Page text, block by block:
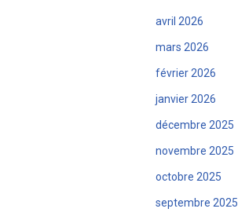
avril 2026
mars 2026
février 2026
janvier 2026
décembre 2025
novembre 2025
octobre 2025
septembre 2025